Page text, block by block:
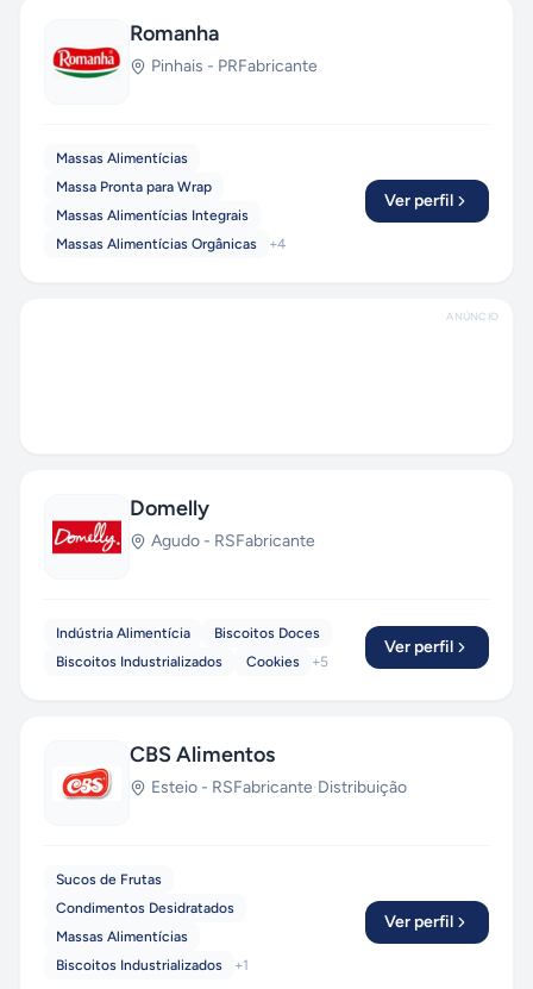
Romanha
Pinhais - PRFabricante
Massas Alimentícias
Massa Pronta para Wrap
Massas Alimentícias Integrais
Massas Alimentícias Orgânicas
+4
Ver perfil
ANÚNCIO
Domelly
Agudo - RSFabricante
Indústria Alimentícia
Biscoitos Doces
Biscoitos Industrializados
Cookies +5
Ver perfil
CBS Alimentos
Esteio - RSFabricante·Distribuição
Sucos de Frutas
Condimentos Desidratados
Massas Alimentícias
Biscoitos Industrializados
+1
Ver perfil